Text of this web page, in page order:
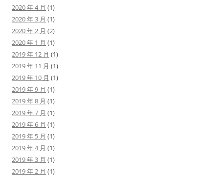
2020 年 4 月 (1)
2020 年 3 月 (1)
2020 年 2 月 (2)
2020 年 1 月 (1)
2019 年 12 月 (1)
2019 年 11 月 (1)
2019 年 10 月 (1)
2019 年 9 月 (1)
2019 年 8 月 (1)
2019 年 7 月 (1)
2019 年 6 月 (1)
2019 年 5 月 (1)
2019 年 4 月 (1)
2019 年 3 月 (1)
2019 年 2 月 (1)